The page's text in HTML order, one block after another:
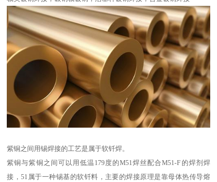
紫铜之间用锡焊接的工艺是属于软钎焊。
紫铜与紫铜之间可以用低温179度的M51焊丝配合M51-F的焊剂焊
接，51属于一种锡基的软钎料，主要的焊接原理是靠母体热传导熔